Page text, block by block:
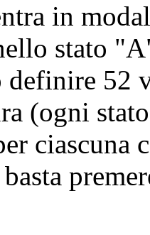
in
stato
definire 52
(ogni
ciascuna